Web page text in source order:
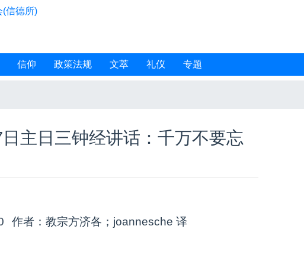
(信德所)
信仰 政策法规 文萃 礼仪 专题
主日三钟经讲话：千万不要忘
作者：教宗方济各；joannesche 译